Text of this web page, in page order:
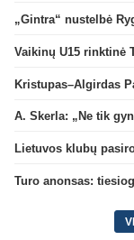
A. Skerla: „Ne tik
Turo anonsas: